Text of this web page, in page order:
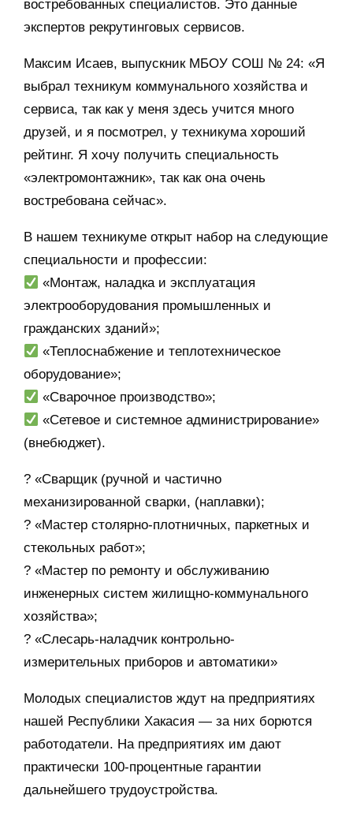
востребованных специалистов. Это данные
экспертов рекрутинговых сервисов.
Максим Исаев, выпускник МБОУ СОШ № 24: «Я
выбрал техникум коммунального хозяйства и
сервиса, так как у меня здесь учится много
друзей, и я посмотрел, у техникума хороший
рейтинг. Я хочу получить специальность
«электромонтажник», так как она очень
востребована сейчас».
В нашем техникуме открыт набор на следующие
специальности и профессии:
«Монтаж, наладка и эксплуатация
электрооборудования промышленных и
гражданских зданий»;
«Теплоснабжение и теплотехническое
оборудование»;
«Сварочное производство»;
«Сетевое и системное администрирование»
(внебюджет).
? «Сварщик (ручной и частично
механизированной сварки, (наплавки);
? «Мастер столярно-плотничных, паркетных и
стекольных работ»;
? «Мастер по ремонту и обслуживанию
инженерных систем жилищно-коммунального
хозяйства»;
? «Слесарь-наладчик контрольно-
измерительных приборов и автоматики»
Молодых специалистов ждут на предприятиях
нашей Республики Хакасия — за них борются
работодатели. На предприятиях им дают
практически 100-процентные гарантии
дальнейшего трудоустройства.